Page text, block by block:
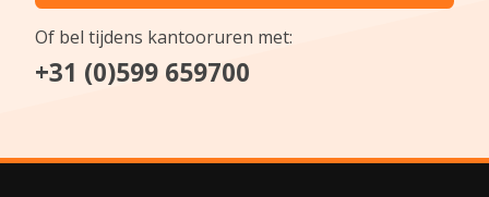
Of bel tijdens kantooruren met:
+31 (0)599 659700